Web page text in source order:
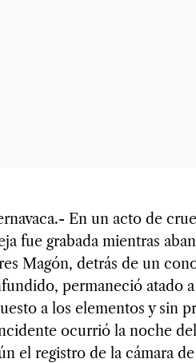
En un acto de
fue grabada mientras
Magón, detrás de un
permaneció atado
a los elementos y sin
ocurrió la noche
el registro de la cámara